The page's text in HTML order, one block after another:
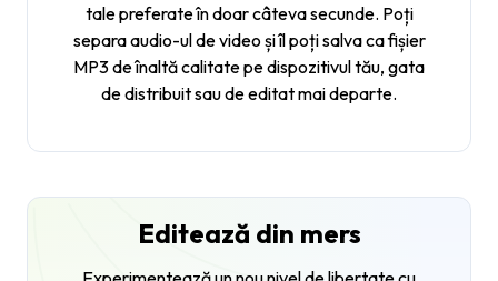
tale preferate în doar câteva secunde. Poți
separa audio-ul de video și îl poți salva ca fișier
MP3 de înaltă calitate pe dispozitivul tău, gata
de distribuit sau de editat mai departe.
Editează din mers